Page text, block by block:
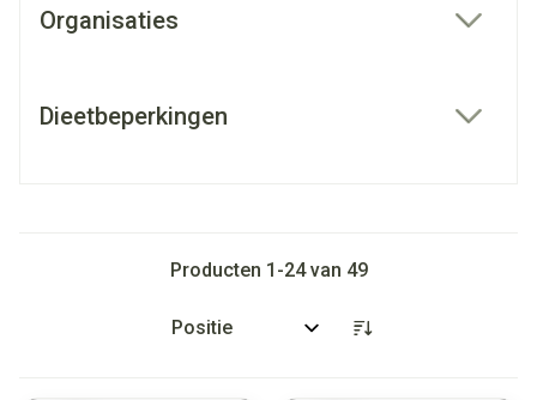
Organisaties
Dieetbeperkingen
Producten 1 -24van 49
Sorteer op: